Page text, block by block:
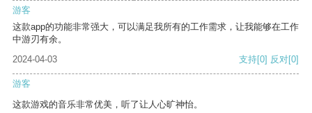
游客
这款app的功能非常强大，可以满足我所有的工作需求，让我能够在工作
中游刃有余。
2024-04-03
支持[0] 反对[0]
游客
这款游戏的音乐非常优美，听了让人心旷神怡。